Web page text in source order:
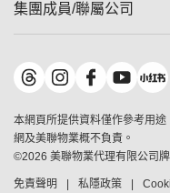
租盤
按揭計算機
負擔能力計算機
轉按計算機
繳款方式
歷史成交
屋苑成交排行榜
地區百科
美聯精英會
美善會
地產代理管理協會
申報已遞交的購樓意向登記
集團成員/聯屬公司
美聯物業
鋑聯控股*
美聯工商舖*
美聯中國
美聯澳門
美聯金融集團
本網頁所提供資料僅作參考用
網及美聯物業概不負責。
©2026 美聯物業代理有限公司
免責聲明 私隱政策